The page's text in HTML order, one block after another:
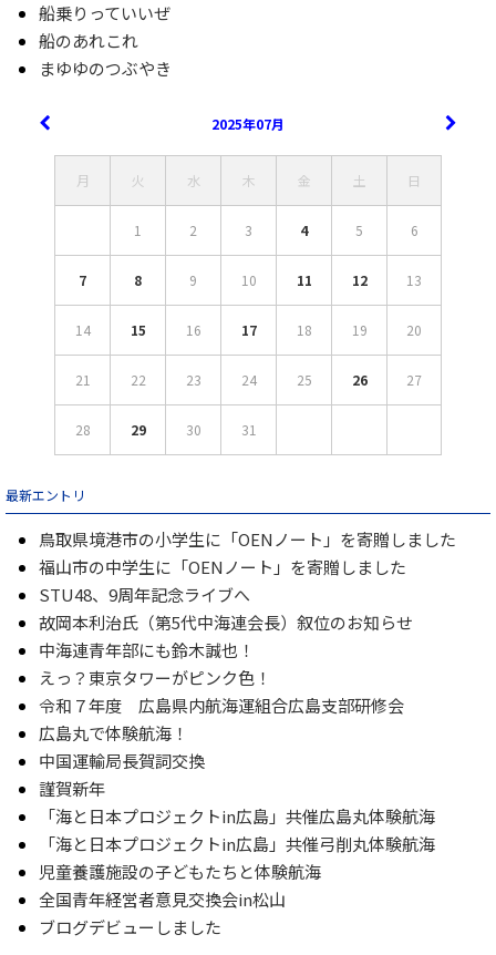
船乗りっていいぜ
船のあれこれ
まゆゆのつぶやき
2025年07月
月 火 水 木 金 土 日
1 2 3 4 5 6
7 8 9 10 11 12 13
14 15 16 17 18 19 20
21 22 23 24 25 26 27
28 29 30 31
最新エントリ
鳥取県境港市の小学生に「OENノート」を寄贈しました
福山市の中学生に「OENノート」を寄贈しました
STU48、9周年記念ライブへ
故岡本利治氏（第5代中海連会長）叙位のお知らせ
中海連青年部にも鈴木誠也！
えっ？東京タワーがピンク色！
令和７年度 広島県内航海運組合広島支部研修会
広島丸で体験航海！
中国運輸局長賀詞交換
謹賀新年
「海と日本プロジェクトin広島」共催広島丸体験航海
「海と日本プロジェクトin広島」共催弓削丸体験航海
児童養護施設の子どもたちと体験航海
全国青年経営者意見交換会in松山
ブログデビューしました